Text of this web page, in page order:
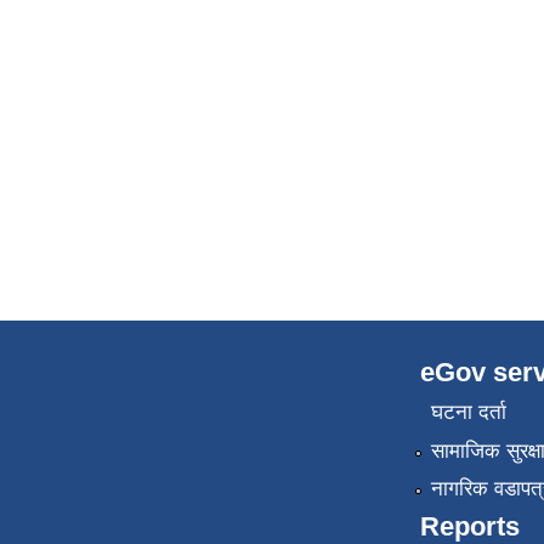
eGov
घटना दर्ता
सामाजिक सुरक्षा
नागरिक
Reports